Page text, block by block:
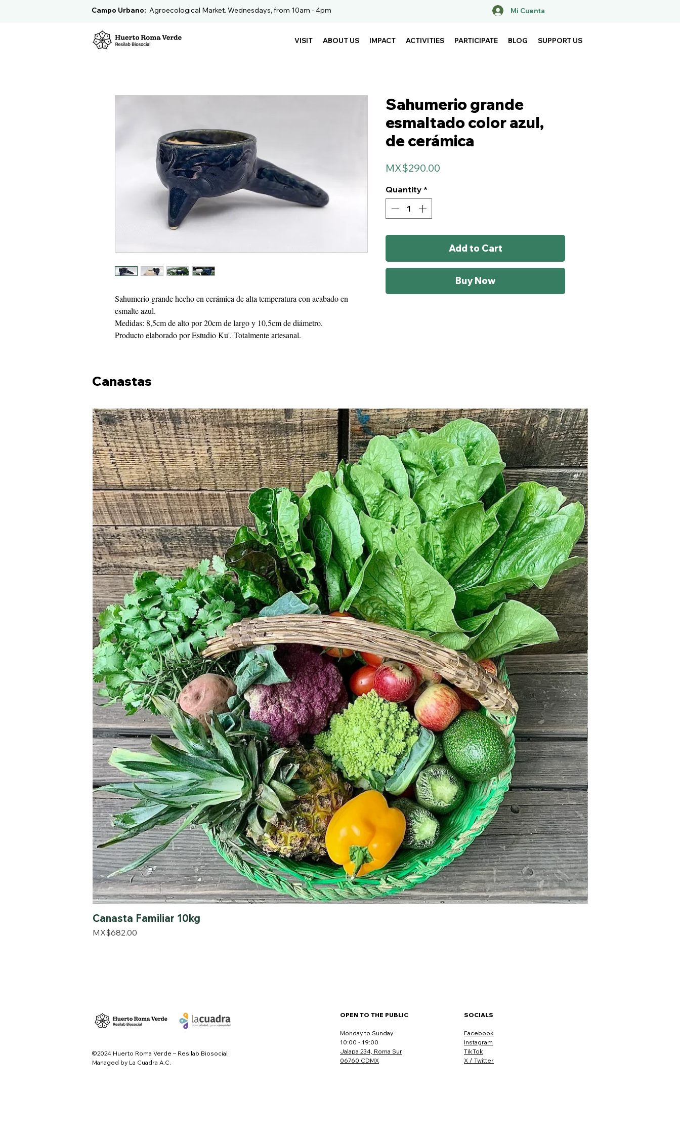
Campo Urbano: Agroecological Market. Wednesdays, from 10am - 4pm Mi Cuenta
VISIT ABOUT US IMPACT ACTIVITIES PARTICIPATE BLOG SUPPORT US
Sahumerio grande hecho en cerámica de alta temperatura con acabado en
esmalte azul.
Medidas: 8,5cm de alto por 20cm de largo y 10,5cm de diámetro.
Producto elaborado por Estudio Ku'. Totalmente artesanal.
Sahumerio grande
esmaltado color azul,
de cerámica
MX$290.00
Quantity *
Add to Cart
Buy Now
Canastas
Canasta Familiar 10kg
Price
MX$682.00
©2024 Huerto Roma Verde – Resilab Biosocial
Managed by La Cuadra A.C.
OPEN TO THE PUBLIC
Monday to Sunday
10:00 - 19:00
Jalapa 234, Roma Sur
06760 CDMX
SOCIALS
Facebook
Instagram
TikTok
X / Twitter